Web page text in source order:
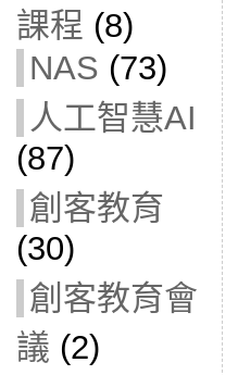
課程 (8)
NAS (73)
人工智慧AI
(87)
創客教育
(30)
創客教育會
議 (2)